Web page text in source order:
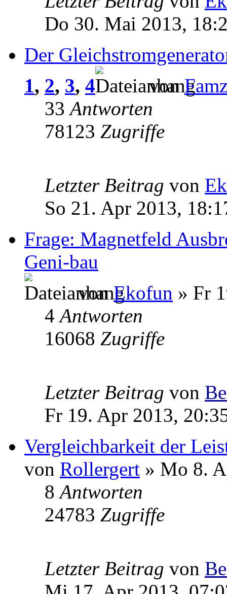
Do 30. Mai 2013,
Der
1, 2, 3, 4 von
33Antworten
78123 Zugriffe
Letzter Beitrag von
So 21. Apr 2013,
Frage: Magnetfeld
Geni-bau
vonEkofun » Fr
4Antworten
16068 Zugriffe
Letzter Beitrag von
Fr 19. Apr 2013,
Vergleichbarkeit der
von Rollergert » Mo 8.
8Antworten
24783 Zugriffe
Letzter Beitrag von